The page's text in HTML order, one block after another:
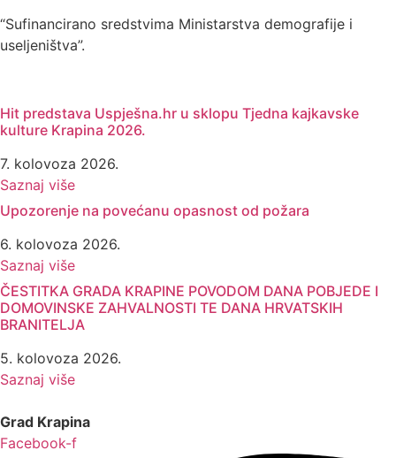
“Sufinancirano sredstvima Ministarstva demografije i
useljeništva”.
Hit predstava Uspješna.hr u sklopu Tjedna kajkavske
kulture Krapina 2026.
7. kolovoza 2026.
Saznaj više
Upozorenje na povećanu opasnost od požara
6. kolovoza 2026.
Saznaj više
ČESTITKA GRADA KRAPINE POVODOM DANA POBJEDE I
DOMOVINSKE ZAHVALNOSTI TE DANA HRVATSKIH
BRANITELJA
5. kolovoza 2026.
Saznaj više
Grad Krapina
Facebook-f